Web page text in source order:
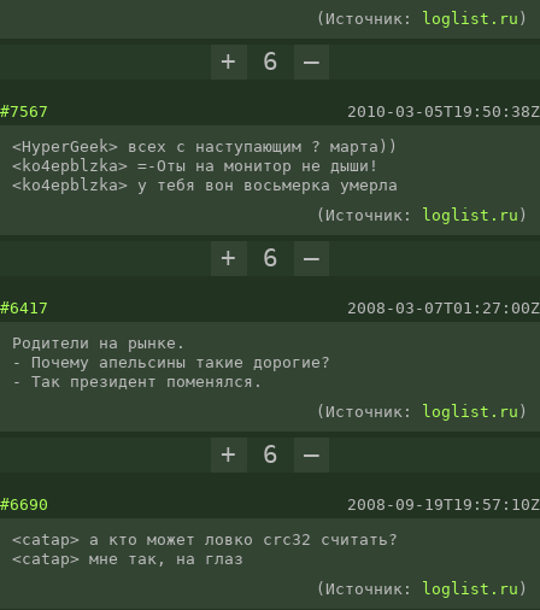
(Источник:
loglist.ru )
+ 6 –
#7567
2010-03-05T19:50:38Z
<HyperGeek> всех с наступающим ? марта))
<ko4epblzka> =-Oты на монитор не дыши!
<ko4epblzka> у тебя вон восьмерка умерла
(Источник:
loglist.ru )
+ 6 –
#6417
2008-03-07T01:27:00Z
Родители на рынке.
- Почему апельсины такие дорогие?
- Так президент поменялся.
(Источник:
loglist.ru )
+ 6 –
#6690
2008-09-19T19:57:10Z
<catap> а кто может ловко crc32 считать?
<catap> мне так, на глаз
(Источник:
loglist.ru )